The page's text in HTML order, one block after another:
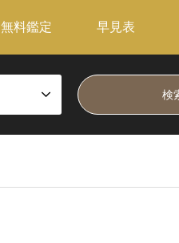
無料鑑定 早見表